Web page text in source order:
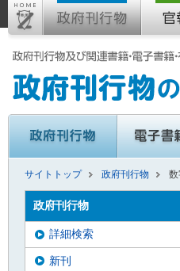
サイトトップ 政府刊行物
政府刊行物
詳細検索
新刊